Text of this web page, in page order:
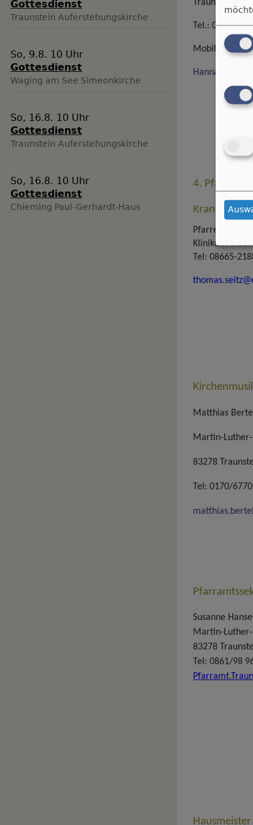
Gottesdienst
Traunstein Auferstehungskirche
So, 9.8. 10 Uhr
Gottesdienst
Waging am See Simeonkirche
So, 16.8. 10 Uhr
Gottesdienst
Traunstein Auferstehungskirche
So, 16.8. 10 Uhr
Gottesdienst
Chieming Paul-Gerhardt-Haus
Traunstein
Tel.:0861 90
Mobil: 0171 -
4. Pfarrstelle
Pfarrer Thomas
Klinikum
Tel: 08665-
Matthias
Martin-Luther-
83278
Tel: 0170/
Susanne
Martin-Luther-
83278
Tel: 0861/98
Hausmeister